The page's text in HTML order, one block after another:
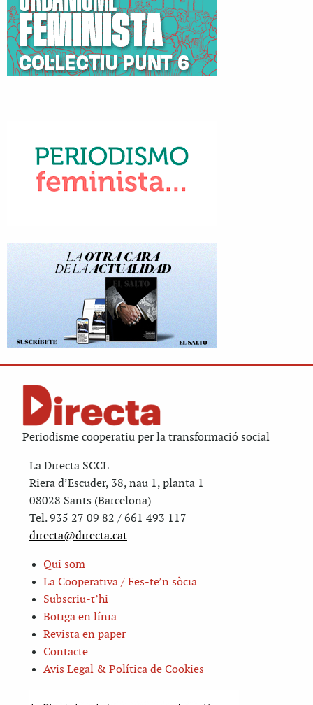
Periodisme cooperatiu per la transformació social
La Directa SCCL
Riera d’Escuder, 38, nau 1, planta 1
08028 Sants (Barcelona)
Tel. 935 27 09 82 / 661 493 117
directa@directa.cat
Qui som
La Cooperativa / Fes-te’n sòcia
Subscriu-t’hi
Botiga en línia
Revista en paper
Contacte
Avis Legal & Política de Cookies